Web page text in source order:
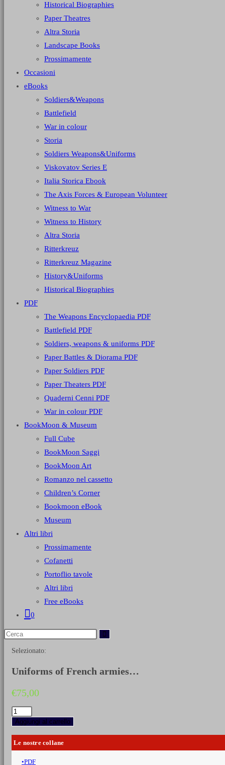
Historical Biographies
Paper Theatres
Altra Storia
Landscape Books
Prossimamente
Occasioni
eBooks
Soldiers&Weapons
Battlefield
War in colour
Storia
Soldiers Weapons&Uniforms
Viskovatov Series E
Italia Storica Ebook
The Axis Forces & European Volunteer
Witness to War
Witness to History
Altra Storia
Ritterkreuz
Ritterkreuz Magazine
History&Uniforms
Historical Biographies
PDF
The Weapons Encyclopaedia PDF
Battlefield PDF
Soldiers, weapons & uniforms PDF
Paper Battles & Diorama PDF
Paper Soldiers PDF
Paper Theaters PDF
Quaderni Cenni PDF
War in colour PDF
BookMoon & Museum
Full Cube
BookMoon Saggi
BookMoon Art
Romanzo nel cassetto
Children’s Corner
Bookmoon eBook
Museum
Altri libri
Prossimamente
Cofanetti
Portoflio tavole
Altri libri
Free eBooks
0
Selezionato:
Uniforms of French armies…
€75,00
Uniforms
of
French
armies
1750-
Aggiungi al carrello
Le nostre collane
PDF